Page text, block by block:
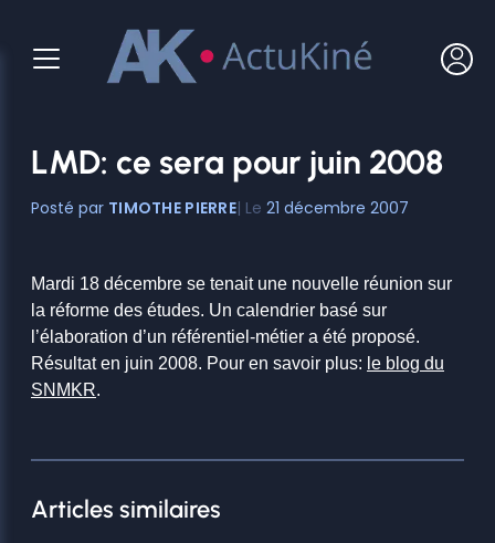
contenu
LMD: ce sera pour juin 2008
TIMOTHE PIERRE 21 décembre 2007
Mardi 18 décembre se tenait une nouvelle réunion sur
la réforme des études. Un calendrier basé sur
l’élaboration d’un référentiel-métier a été proposé.
Résultat en juin 2008. Pour en savoir plus: le blog du
SNMKR.
Articles similaires